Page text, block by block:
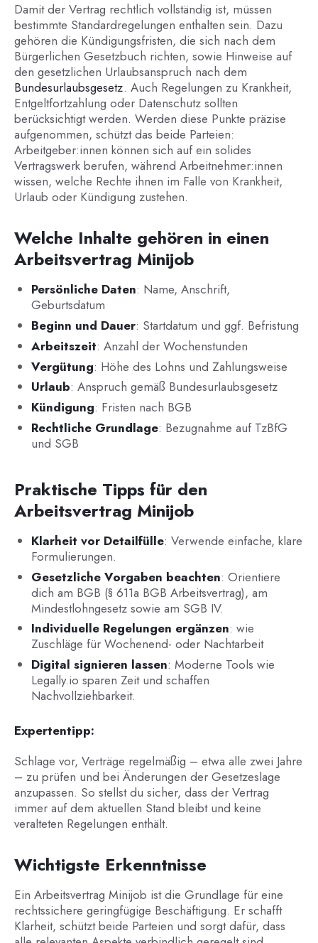
Damit der Vertrag rechtlich vollständig ist, müssen
bestimmte Standardregelungen enthalten sein. Dazu
gehören die Kündigungsfristen, die sich nach dem
Bürgerlichen Gesetzbuch richten, sowie Hinweise auf
den gesetzlichen Urlaubsanspruch nach dem
Bundesurlaubsgesetz. Auch Regelungen zu Krankheit,
Entgeltfortzahlung oder Datenschutz sollten
berücksichtigt werden. Werden diese Punkte präzise
aufgenommen, schützt das beide Parteien:
Arbeitgeber:innen können sich auf ein solides
Vertragswerk berufen, während Arbeitnehmer:innen
wissen, welche Rechte ihnen im Falle von Krankheit,
Urlaub oder Kündigung zustehen.
Welche Inhalte gehören in einen
Arbeitsvertrag Minijob
Persönliche Daten: Name, Anschrift,
Geburtsdatum
Beginn und Dauer: Startdatum und ggf. Befristung
Arbeitszeit: Anzahl der Wochenstunden
Vergütung: Höhe des Lohns und Zahlungsweise
Urlaub: Anspruch gemäß Bundesurlaubsgesetz
Kündigung: Fristen nach BGB
Rechtliche Grundlage: Bezugnahme auf TzBfG
und SGB
Praktische Tipps für den
Arbeitsvertrag Minijob
Klarheit vor Detailfülle: Verwende einfache, klare
Formulierungen.
Gesetzliche Vorgaben beachten: Orientiere
dich am BGB (§ 611a BGB Arbeitsvertrag), am
Mindestlohngesetz sowie am SGB IV.
Individuelle Regelungen ergänzen: wie
Zuschläge für Wochenend- oder Nachtarbeit
Digital signieren lassen: Moderne Tools wie
Legally.io sparen Zeit und schaffen
Nachvollziehbarkeit.
Expertentipp:
Schlage vor, Verträge regelmäßig – etwa alle zwei Jahre
– zu prüfen und bei Änderungen der Gesetzeslage
anzupassen. So stellst du sicher, dass der Vertrag
immer auf dem aktuellen Stand bleibt und keine
veralteten Regelungen enthält.
Wichtigste Erkenntnisse
Ein Arbeitsvertrag Minijob ist die Grundlage für eine
rechtssichere geringfügige Beschäftigung. Er schafft
Klarheit, schützt beide Parteien und sorgt dafür, dass